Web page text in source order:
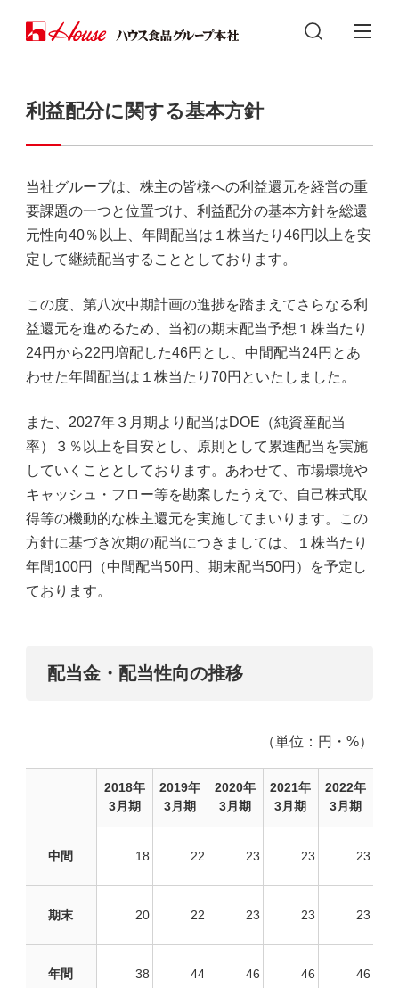
利益配分に関する基本方針
当社グループは、株主の皆様への利益還元を経営の重
要課題の一つと位置づけ、利益配分の基本方針を総還
元性向40％以上、年間配当は１株当たり46円以上を安
定して継続配当することとしております。
この度、第八次中期計画の進捗を踏まえてさらなる利
益還元を進めるため、当初の期末配当予想１株当たり
24円から22円増配した46円とし、中間配当24円とあ
わせた年間配当は１株当たり70円といたしました。
また、2027年３月期より配当はDOE（純資産配当
率）３％以上を目安とし、原則として累進配当を実施
していくこととしております。あわせて、市場環境や
キャッシュ・フロー等を勘案したうえで、自己株式取
得等の機動的な株主還元を実施してまいります。この
方針に基づき次期の配当につきましては、１株当たり
年間100円（中間配当50円、期末配当50円）を予定し
ております。
配当金・配当性向の推移
（単位：円・%）
2018年
3月期
2019年
3月期
2020年
3月期
2021年
3月期
2022年
3月期
中間 18 22 23 23 23
期末 20 22 23 23 23
年間 38 44 46 46 46